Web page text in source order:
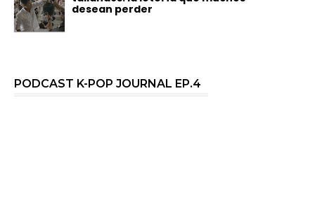
desean perder
PODCAST K-POP JOURNAL EP.4